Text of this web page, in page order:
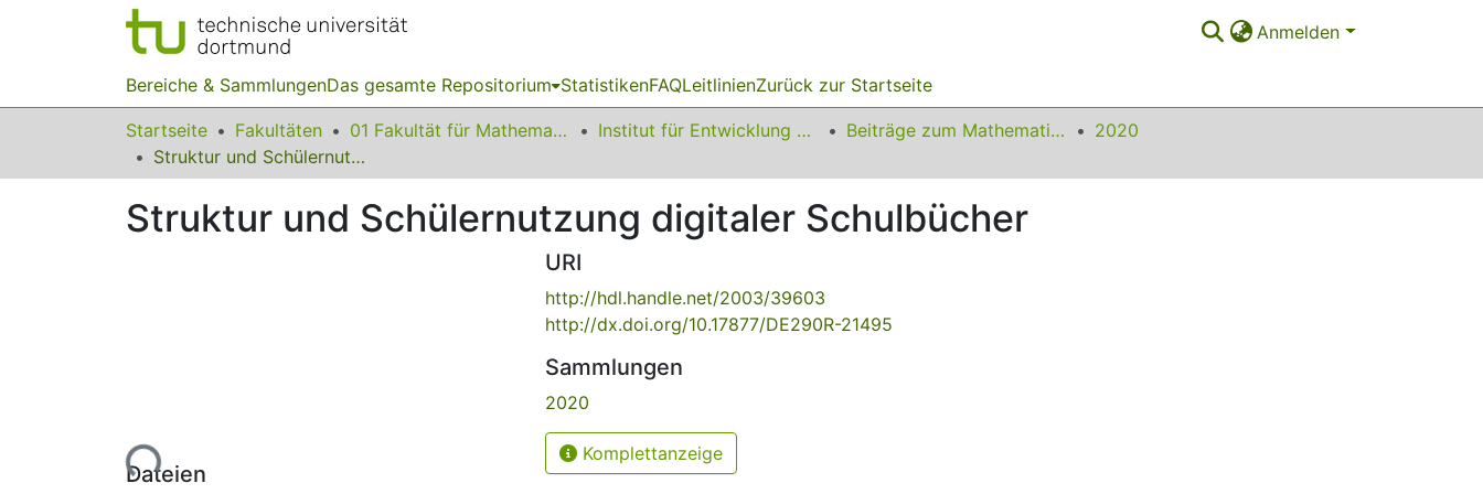
Anmelden
Bereiche & SammlungenDas gesamte Repositorium StatistikenFAQLeitlinienZurück zur Startseite
Startseite Fakultäten 01 Fakultät für Mathematik Institut für Entwicklung und Erforschung des Mathematikunterrichts Beiträge zum Mathematikunterricht
2020
Struktur und Schülernutzung digitaler Schulbücher
Struktur und Schülernutzung digitaler Schulbücher
Lade...
Dateien
URI
http://hdl.handle.net/2003/39603
http://dx.doi.org/10.17877/DE290R-21495
Sammlungen
2020
Komplettanzeige